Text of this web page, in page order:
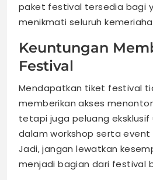
paket festival tersedia bagi
menikmati seluruh
Keuntungan
Festival
Mendapatkan tiket festival
memberikan akses
tetapi juga peluang
dalam workshop serta event
Jadi, jangan lewatkan
menjadi bagian dari festival